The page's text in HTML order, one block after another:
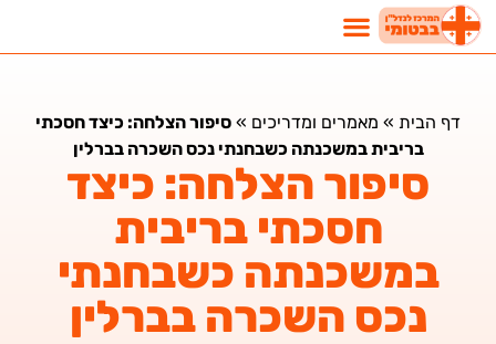
דף הבית»מאמרים ומדריכים»סיפור הצלחה: כיצד חסכתי
בריבית במשכנתה כשבחנתי נכס השכרה בברלין
סיפור הצלחה: כיצד
חסכתי בריבית
במשכנתה כשבחנתי
נכס השכרה בברלין